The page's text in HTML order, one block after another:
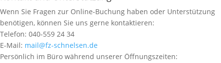
Wenn Sie Fragen zur Online-Buchung haben oder Unterstützung
benötigen, können Sie uns gerne kontaktieren:
Telefon: 040-559 24 34
E-Mail: mail@fz-schnelsen.de
Persönlich im Büro während unserer Öffnungszeiten: